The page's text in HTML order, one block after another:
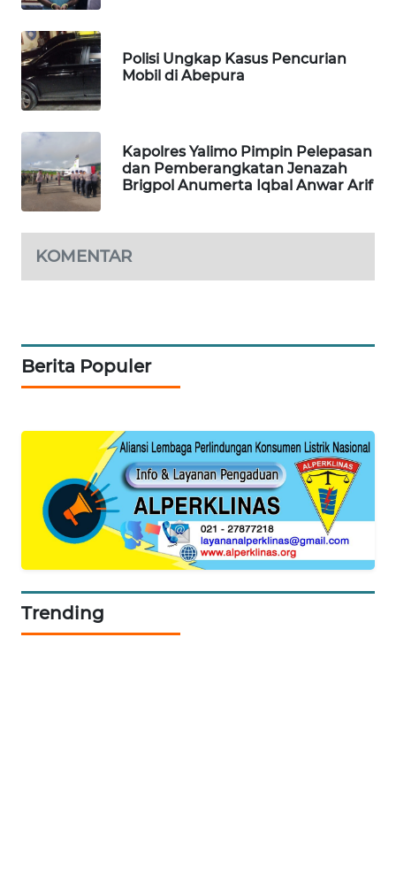
Polisi Ungkap Kasus Pencurian
Mobil di Abepura
Kapolres Yalimo Pimpin Pelepasan
dan Pemberangkatan Jenazah
Brigpol Anumerta Iqbal Anwar Arif
KOMENTAR
Berita Populer
Trending
MKLI
LPKKI
LKKI
KOPEKLIN
FORJASIDA
TAMBANG
SITUNGIR
NEWS